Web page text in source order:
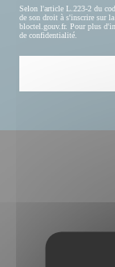
Selon l'article L.223-2 du
de son droit à s'inscrire sur
bloctel.gouv.fr. Pour plus
de confidentialité